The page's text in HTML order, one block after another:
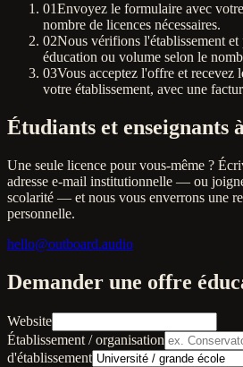
01Envoyez le formulaire avec
nombre de licences nécessaires.
02Nous vérifions l'établissement
éducation ou volume selon le
03Vous acceptez l'offre et recevez
votre établissement, avec une
Étudiants et
Une seule licence pour vous-même ?
adresse e-mail institutionnelle — ou
scolarité — et nous vous enverrons une
personnelle.
hello@outboard.audio
Demander une offre
Website
Établissement / organisation
d'établissement